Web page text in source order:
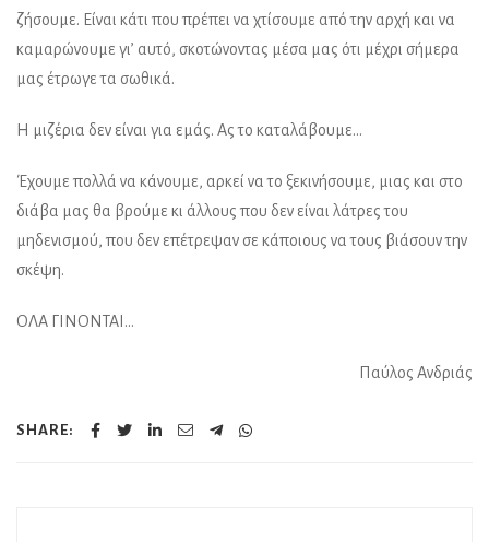
ζήσουμε. Είναι κάτι που πρέπει να χτίσουμε από την αρχή και να
καμαρώνουμε γι’ αυτό, σκοτώνοντας μέσα μας ότι μέχρι σήμερα
μας έτρωγε τα σωθικά.
Η μιζέρια δεν είναι για εμάς. Ας το καταλάβουμε…
Έχουμε πολλά να κάνουμε, αρκεί να το ξεκινήσουμε, μιας και στο
διάβα μας θα βρούμε κι άλλους που δεν είναι λάτρες του
μηδενισμού, που δεν επέτρεψαν σε κάποιους να τους βιάσουν την
σκέψη.
ΟΛΑ ΓΙΝΟΝΤΑΙ…
Παύλος Ανδριάς
SHARE: